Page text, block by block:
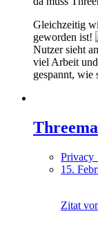
Gleichzeitig
geworden ist!
Nutzer sieht
viel Arbeit
gespannt, wie
15.
Zitat